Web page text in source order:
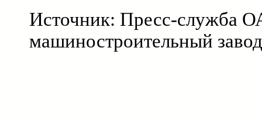
Источник: Пресс-служба
машиностроительный